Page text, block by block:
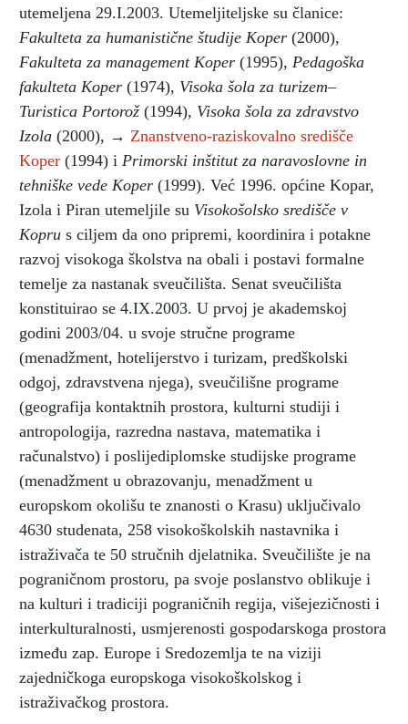
utemeljena 29.I.2003. Utemeljiteljske su članice:
Fakulteta za humanistične študije Koper (2000),
Fakulteta za management Koper (1995), Pedagoška
fakulteta Koper (1974), Visoka šola za turizem–
Turistica Portorož (1994), Visoka šola za zdravstvo
Izola (2000), → Znanstveno-raziskovalno središče
Koper (1994) i Primorski inštitut za naravoslovne in
tehniške vede Koper (1999). Već 1996. općine Kopar,
Izola i Piran utemeljile su Visokošolsko središče v
Kopru s ciljem da ono pripremi, koordinira i potakne
razvoj visokoga školstva na obali i postavi formalne
temelje za nastanak sveučilišta. Senat sveučilišta
konstituirao se 4.IX.2003. U prvoj je akademskoj
godini 2003/04. u svoje stručne programe
(menadžment, hotelijerstvo i turizam, predškolski
odgoj, zdravstvena njega), sveučilišne programe
(geografija kontaktnih prostora, kulturni studiji i
antropologija, razredna nastava, matematika i
računalstvo) i poslijediplomske studijske programe
(menadžment u obrazovanju, menadžment u
europskom okolišu te znanosti o Krasu) uključivalo
4630 studenata, 258 visokoškolskih nastavnika i
istraživača te 50 stručnih djelatnika. Sveučilište je na
pograničnom prostoru, pa svoje poslanstvo oblikuje i
na kulturi i tradiciji pograničnih regija, višejezičnosti i
interkulturalnosti, usmjerenosti gospodarskoga prostora
između zap. Europe i Sredozemlja te na viziji
zajedničkoga europskoga visokoškolskog i
istraživačkog prostora.